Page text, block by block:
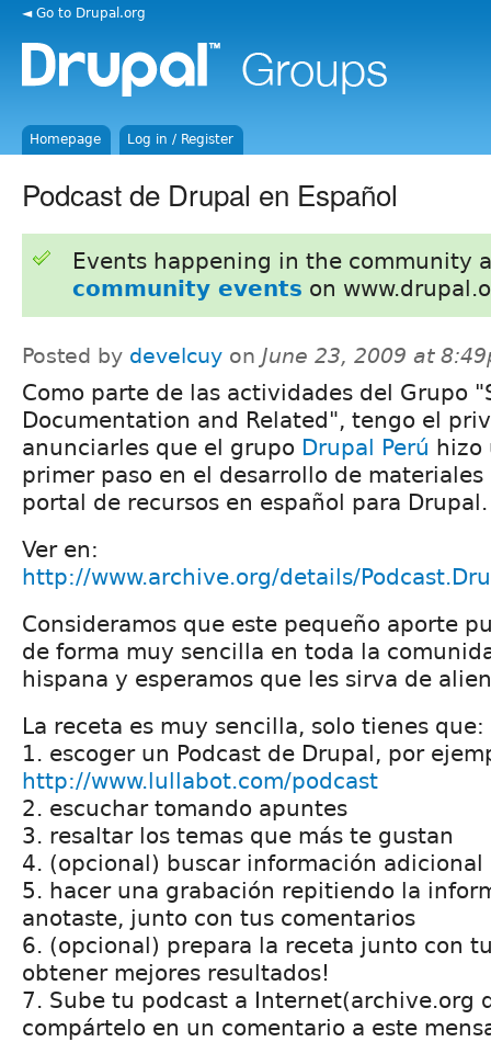
◄ Go to Drupal.org
Homepage Log in / Register
Podcast de Drupal en Español
Events happening in the community
community events on
Posted by develcuy on June 23, 2009 at
Como parte de las actividades del Grupo
Documentation and Related", tengo el
anunciarles que el grupo Drupal Perú hizo
primer paso en el desarrollo de
portal de recursos en español para Drupal.
Ver en:
http://www.archive.org/details/
Consideramos que este pequeño aporte
de forma muy sencilla en toda la
hispana y esperamos que les sirva de
La receta es muy sencilla, solo tienes que:
1. escoger un Podcast de Drupal, por
http://www.lullabot.com/podcast
2. escuchar tomando apuntes
3. resaltar los temas que más te gustan
4. (opcional) buscar información
5. hacer una grabación repitiendo la
anotaste, junto con tus comentarios
6. (opcional) prepara la receta junto con
obtener mejores resultados!
7. Sube tu podcast a Internet(archive.org
compártelo en un comentario a este